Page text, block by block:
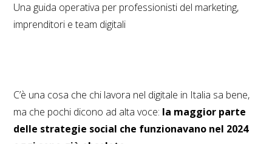
Una guida operativa per professionisti del marketing,
imprenditori e team digitali
C’è una cosa che chi lavora nel digitale in Italia sa bene,
ma che pochi dicono ad alta voce: la maggior parte
delle strategie social che funzionavano nel 2024